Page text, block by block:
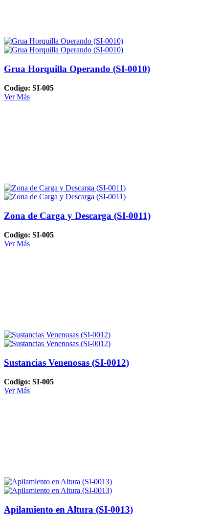
Grua Horquilla Operando (SI-0010)
Codigo: SI-005
Ver Más
Zona de Carga y Descarga (SI-0011)
Codigo: SI-005
Ver Más
Sustancias Venenosas (SI-0012)
Codigo: SI-005
Ver Más
Apilamiento en Altura (SI-0013)